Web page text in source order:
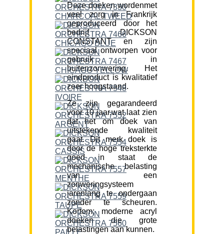
Deze doeken wordenmet
veel zorg in Frankrijk
geproduceerd door het
bedrijf DICKSON
CONSTANT en zijn
speciaal ontworpen voor
gebruik in
buitenzonwering. Het
eindproduct is kwalitatief
zeer hoogstaand.
Ze zijn gegarandeerd
voor 10 jaar,wat laat zien
dat het om doek van
uitstekende kwaliteit
gaat. Dit merk doek is
door de hoge treksterkte
goed in staat de
mechanische belasting
van een
zonweringsysteem
jarenlang te ondergaan
zonder te scheuren.
Kortom; moderne acryl
doeken die grote
belastingen aan kunnen.